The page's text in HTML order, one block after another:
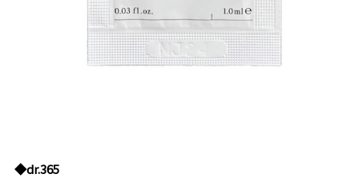
◆dr.365